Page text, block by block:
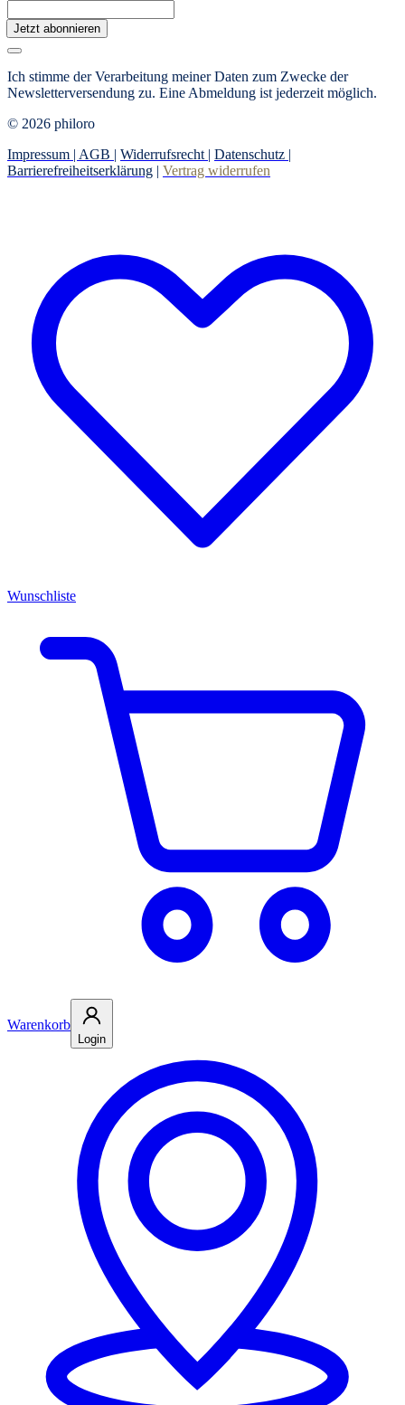
Jetzt abonnieren
Ich stimme der Verarbeitung meiner Daten zum Zwecke der
Newsletterversendung zu. Eine Abmeldung ist jederzeit möglich.
© 2026 philoro
Impressum | AGB | Widerrufsrecht | Datenschutz |
Barrierefreiheitserklärung | Vertrag widerrufen
Wunschliste
Warenkorb
Login